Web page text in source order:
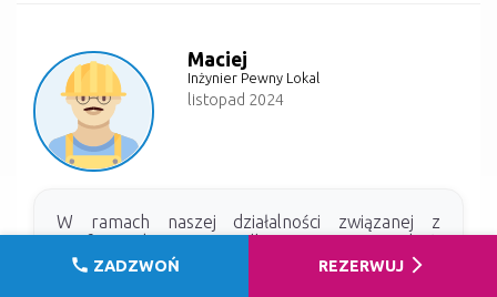
Maciej
Inżynier Pewny Lokal
listopad 2024
W ramach naszej działalności związanej z
profesjonalnymi odbiorami mieszkań,
przeprowadziliśmy inspekcję lokalu w inwestycji
call ZADZWOŃ REZERWUJ arrow_forward_ios